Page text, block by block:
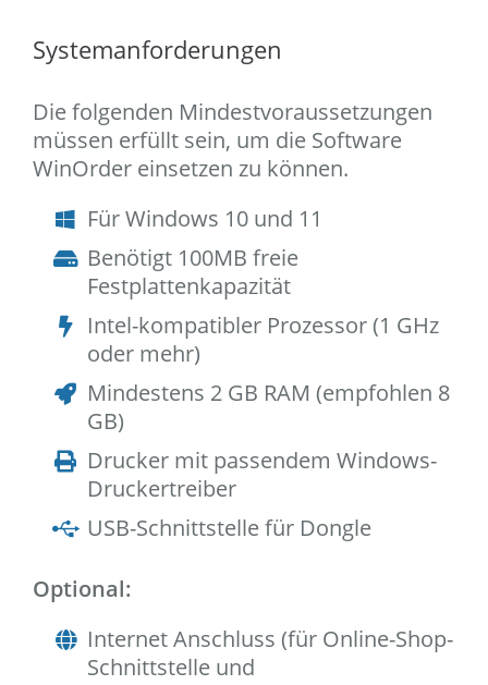
Systemanforderungen
Die folgenden Mindestvoraussetzungen
müssen erfüllt sein, um die Software
WinOrder einsetzen zu können.
Für Windows 10 und 11
Benötigt 100MB freie
Festplattenkapazität
Intel-kompatibler Prozessor (1 GHz
oder mehr)
Mindestens 2 GB RAM (empfohlen 8
GB)
Drucker mit passendem Windows-
Druckertreiber
USB-Schnittstelle für Dongle
Optional:
Internet Anschluss (für Online-Shop-
Schnittstelle und